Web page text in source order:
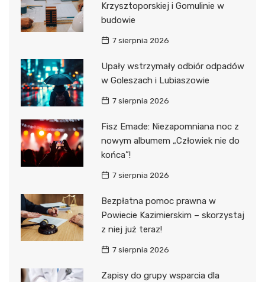
Krzysztoporskiej i Gomulinie w
budowie
7 sierpnia 2026
Upały wstrzymały odbiór odpadów
w Goleszach i Lubiaszowie
7 sierpnia 2026
Fisz Emade: Niezapomniana noc z
nowym albumem „Człowiek nie do
końca”!
7 sierpnia 2026
Bezpłatna pomoc prawna w
Powiecie Kazimierskim – skorzystaj
z niej już teraz!
7 sierpnia 2026
Zapisy do grupy wsparcia dla